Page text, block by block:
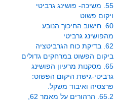
55. משיכה- פושינג גרביטי
ויקום פשוט
60. חישוב החיכוך הנובע
מהפושינג גרביטי
62. בדיקת כוח הגרביטציה
ביקום הפשוט במרחקים גדולים
65. מסקנות מרעיון הפושינג
גרביטי-גישת היקום הפשוט:
פרצסיה ואיבוד משקל.
65.2. הרהורים על מאמר 62,